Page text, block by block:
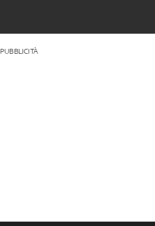
PUBBLICITÀ